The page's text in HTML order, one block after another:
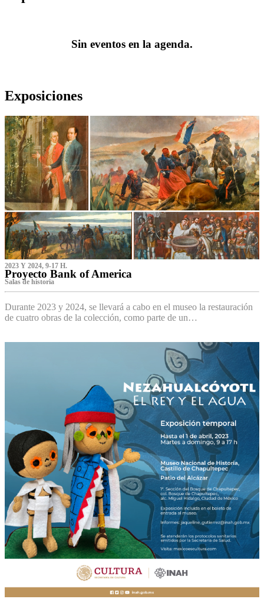
Sin eventos en la agenda.
Exposiciones
2023 Y 2024, 9-17 H.
Proyecto Bank of America
S‌alas de historia
Durante 2023 y 2024, se llevará a cabo en el museo la restauración
de cuatro obras de la colección, como parte de un…